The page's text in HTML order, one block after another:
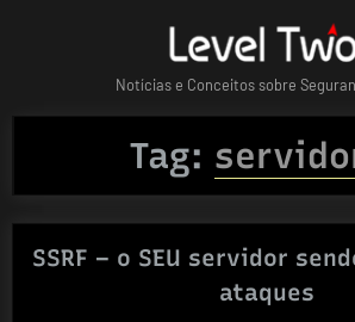
Notícias e Conceitos sobre
Tag:
SSRF – o SEU servidor
ataques